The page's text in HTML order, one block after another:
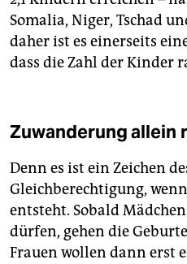
Somalia, Niger, Tschad
daher ist es einerseits
dass die Zahl der Kinder
Zuwanderung allein
Denn es ist ein Zeichen
Gleichberechtigung,
entsteht. Sobald
dürfen, gehen die
Frauen wollen dann erst